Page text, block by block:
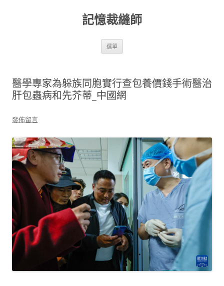
記憶裁縫師
選單
醫學專家為躲族同胞實行查包養價錢手術醫治
肝包蟲病和先芥蒂_中國網
發佈留言